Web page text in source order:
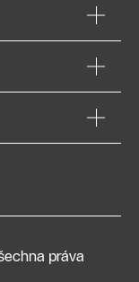
práva